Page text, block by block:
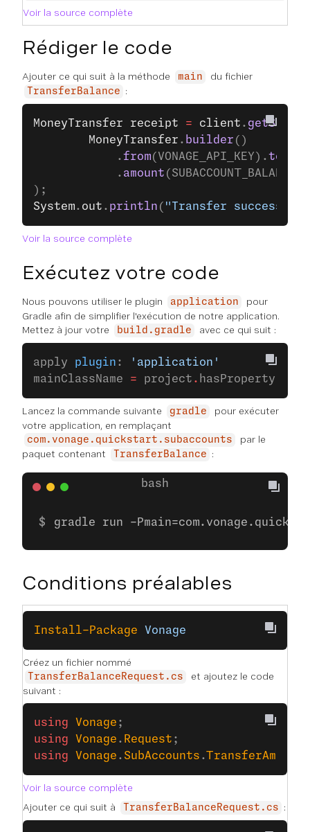
Voir la source complète
Rédiger le code
Ajouter ce qui suit à la méthode main du fichier
TransferBalance :
MoneyTransfer receipt = client .
		MoneyTransfer
. builder ()
			.
from(VONAGE_API_KEY).to
			.
amount
);
System. out . println ( "Transfer
Voir la source complète
Exécutez votre code
Nous pouvons utiliser le plugin application
pour
Gradle afin de simplifier l'exécution de notre application.
Mettez à jour votre
build.gradle avec ce qui suit :
apply plugin :
'application'
mainClassName = project . hasProperty(
Lancez la commande suivante gradle
pour exécuter
votre application, en remplaçant
com.vonage.quickstart.subaccounts
par le
paquet contenant
TransferBalance :
gradle run -
Conditions préalables
Install-Package Vonage
Créez un fichier nommé
TransferBalanceRequest.cs
et ajoutez le code
suivant :
using Vonage ;
using Vonage . Request ;
using Vonage . SubAccounts .TransferAmount
Voir la source complète
Ajouter ce qui suit à
TransferBalanceRequest.cs :